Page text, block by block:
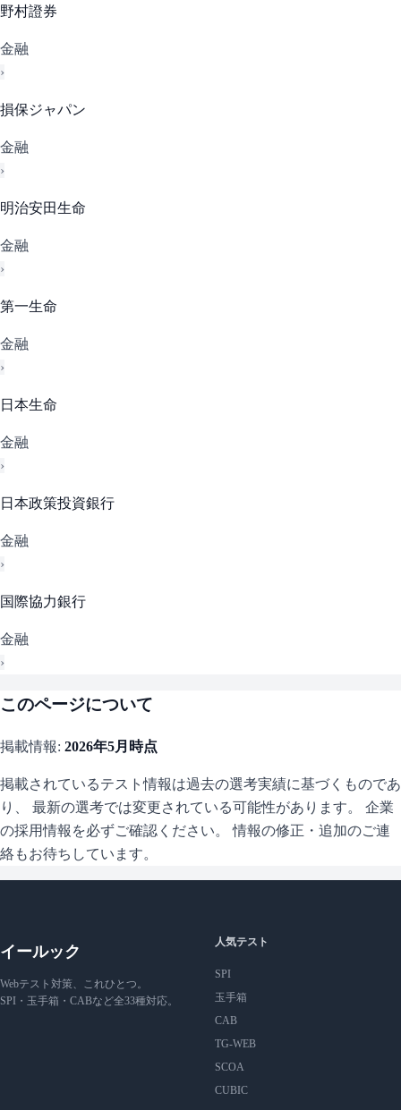
野村證券
金融
›
損保ジャパン
金融
›
明治安田生命
金融
›
第一生命
金融
›
日本生命
金融
›
日本政策投資銀行
金融
›
国際協力銀行
金融
›
このページについて
掲載情報: 2026年5月 時点
掲載されているテスト情報は過去の選考実績に基づくものであ
り、 最新の選考では変更されている可能性があります。 企業
の採用情報を必ずご確認ください。 情報の修正・追加のご連
絡もお待ちしています。
イールック
Webテスト対策、これひとつ。
SPI・玉手箱・CABなど全33種対応。
人気テスト
SPI
玉手箱
CAB
TG-WEB
SCOA
CUBIC